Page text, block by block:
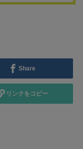
Share
リンクをコピー